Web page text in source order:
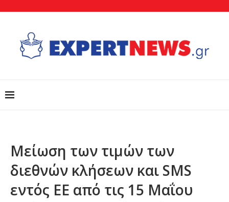
Μείωση των τιμών των
διεθνών κλήσεων και SMS
εντός ΕΕ από τις 15 Μαΐου